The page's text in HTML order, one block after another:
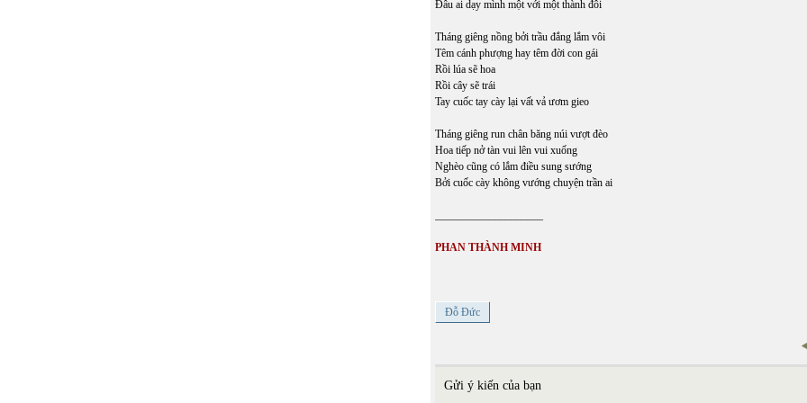
Đâu ai dạy mình một với một thành đôi
Tháng giêng nồng bởi trầu đắng lắm vôi
Têm cánh phượng hay têm đời con gái
Rồi lúa sẽ hoa
Rồi cây sẽ trái
Tay cuốc tay cày lại vất vả ươm gieo
Tháng giêng run chân băng núi vượt đèo
Hoa tiếp nở tàn vui lên vui xuống
Nghèo cũng có lắm điều sung sướng
Bởi cuốc cày không vướng chuyện trần ai
PHAN THÀNH MINH
Đỗ Đức
Gửi ý kiến của bạn